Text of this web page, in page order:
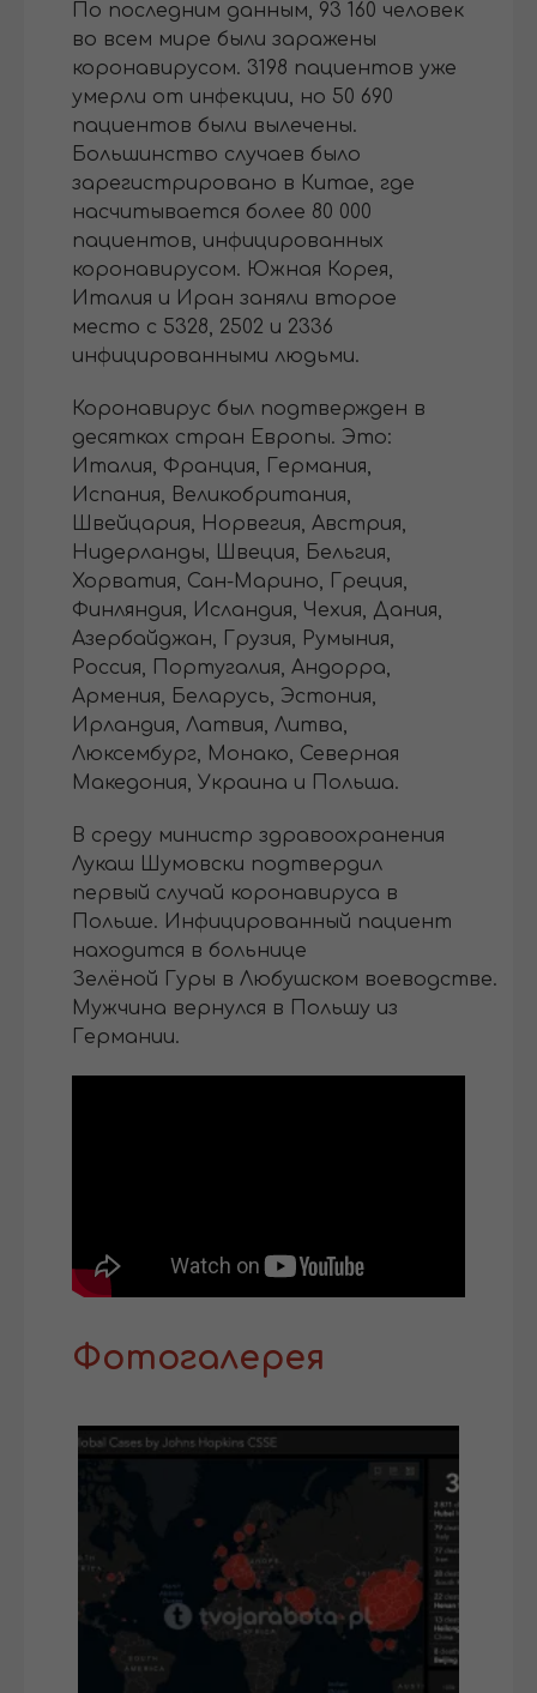
По последним данным, 93 160 человек
во всем мире были заражены
коронавирусом. 3198 пациентов уже
умерли от инфекции, но 50 690
пациентов были вылечены.
Большинство случаев было
зарегистрировано в Китае, где
насчитывается более 80 000
пациентов, инфицированных
коронавирусом. Южная Корея,
Италия и Иран заняли второе
место с 5328, 2502 и 2336
инфицированными людьми.
Коронавирус был подтвержден в
десятках стран Европы. Это:
Италия, Франция, Германия,
Испания, Великобритания,
Швейцария, Норвегия, Австрия,
Нидерланды, Швеция, Бельгия,
Хорватия, Сан-Марино, Греция,
Финляндия, Исландия, Чехия, Дания,
Азербайджан, Грузия, Румыния,
Россия, Португалия, Андорра,
Армения, Беларусь, Эстония,
Ирландия, Латвия, Литва,
Люксембург, Монако, Северная
Македония, Украина и Польша.
В среду министр здравоохранения
Лукаш Шумовски подтвердил
первый случай коронавируса в
Польше. Инфицированный пациент
находится в больнице
Зелёной Гуры в Любушском воеводстве.
Мужчина вернулся в Польшу из
Германии.
Фотогалерея